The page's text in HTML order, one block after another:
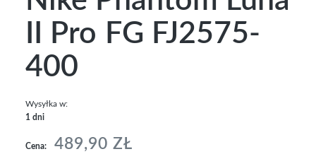
II Pro FG FJ2575-
400
Wysyłka w:
1 dni
Cena: 489,90 ZŁ